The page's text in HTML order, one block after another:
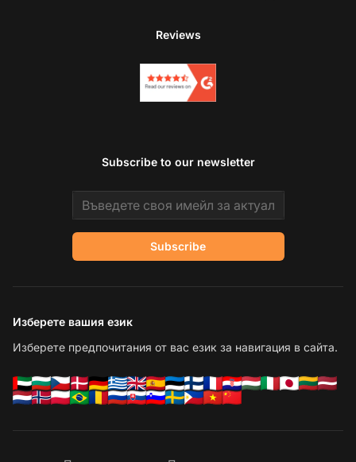
Reviews
Subscribe to our newsletter
Email address
Subscribe
Изберете вашия език
Изберете предпочитания от вас език за навигация в сайта.